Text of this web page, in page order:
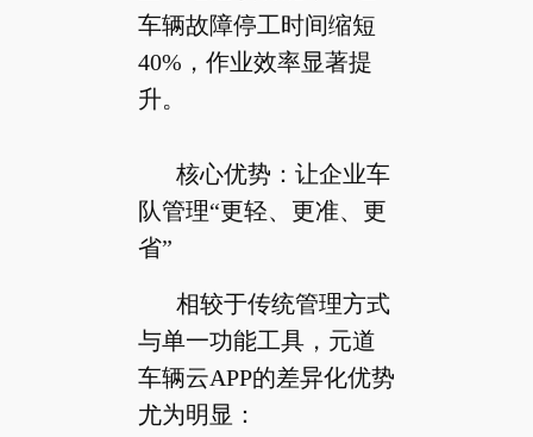
车辆故障停工时间缩短
40%，作业效率显著提
升。
核心优势：让企业车
队管理“更轻、更准、更
省”
相较于传统管理方式
与单一功能工具，元道
车辆云APP的差异化优势
尤为明显：